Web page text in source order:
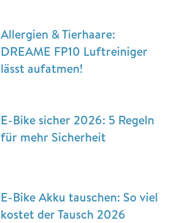
Allergien & Tierhaare:
DREAME FP10 Luftreiniger
lässt aufatmen!
E-Bike sicher 2026: 5 Regeln
für mehr Sicherheit
E-Bike Akku tauschen: So viel
kostet der Tausch 2026